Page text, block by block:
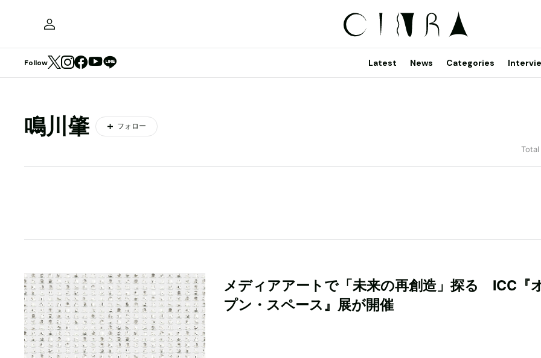
Follow Latest News Categories
鳴川肇 フォロー
メディアアートで「未来の再創造」探る ICC『
プン・スペース』展が開催